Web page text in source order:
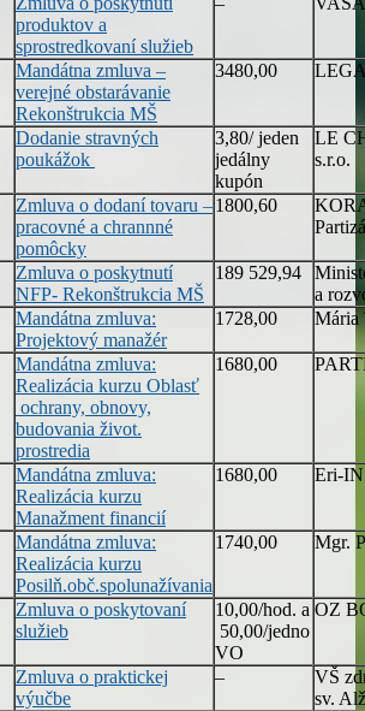
produktov a
sprostredkovaní služieb
Mandátna zmluva –
verejné obstarávanie
Rekonštrukcia MŠ
3480,00
Dodanie stravných
poukážok
3,80/ jeden
jedálny
kupón
LE
s.r.o.
Zmluva o dodaní tovaru –
pracovné a chrannné
pomôcky
1800,60
Zmluva o poskytnutí
NFP- Rekonštrukcia MŠ
189 529,94
a
Mandátna zmluva:
Projektový manažér
1728,00 Mária
Mandátna zmluva:
Realizácia kurzu Oblasť
ochrany, obnovy,
budovania život.
prostredia
1680,00
Mandátna zmluva:
Realizácia kurzu
Manažment financií
1680,00 Eri-IN
Mandátna zmluva:
Realizácia kurzu
Posilň.obč.spolunažívania
1740,00 Mgr.
Zmluva o poskytovaní
služieb
10,00/hod. a
50,00/jedno
VO
OZ
Zmluva o praktickej
výučbe
–
VŠ
sv.